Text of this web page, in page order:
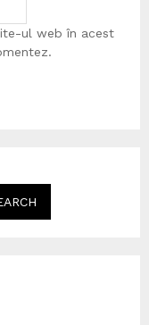
ul web în acest